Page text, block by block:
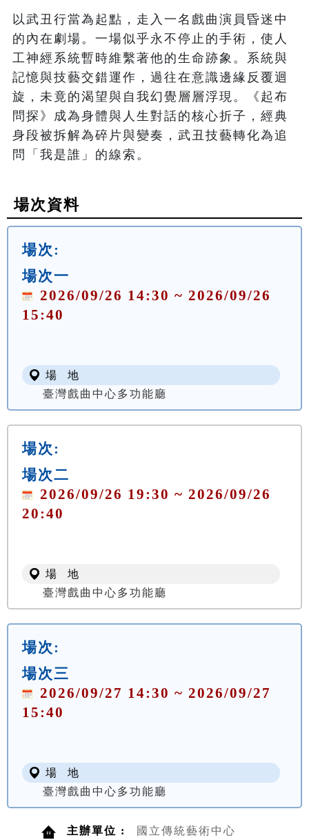
以武丑行當為起點，走入一名戲曲演員昏迷中
的內在劇場。一場似乎永不停止的手術，使人
工神經系統暫時維繫著他的生命跡象。系統與
記憶與技藝交錯運作，過往在意識邊緣反覆迴
旋，未竟的渴望與自我幻覺層層浮現。《起布
問探》成為身體與人生對話的核心折子，經典
身段被拆解為碎片與變奏，武丑技藝轉化為追
場次資料
場次:
場次一
2026/09/26 14:30 ~ 2026/09/26
15:40
場 地
臺灣戲曲中心多功能廳
場次:
場次二
2026/09/26 19:30 ~ 2026/09/26
20:40
場 地
臺灣戲曲中心多功能廳
場次:
場次三
2026/09/27 14:30 ~ 2026/09/27
15:40
場 地
臺灣戲曲中心多功能廳
主辦單位 : 國立傳統藝術中心